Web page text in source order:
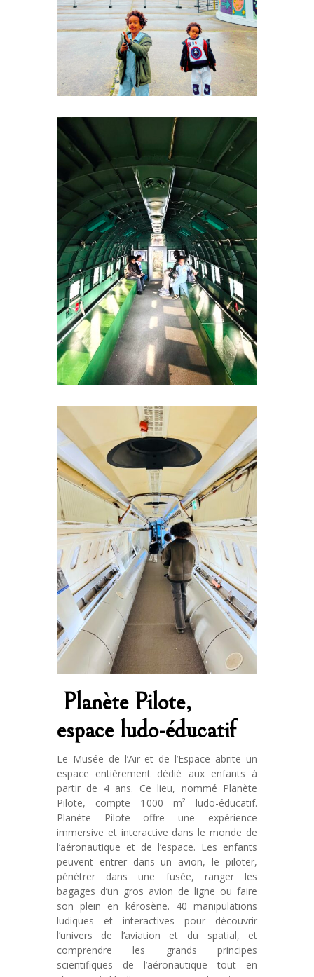
Planète Pilote,
espace ludo-éducatif
Le Musée de l’Air et de l’Espace abrite un
espace entièrement dédié aux enfants à
partir de 4 ans. Ce lieu, nommé Planète
Pilote, compte 1 000 m² ludo-éducatif.
Planète Pilote offre une expérience
immersive et interactive dans le monde de
l’aéronautique et de l’espace. Les enfants
peuvent entrer dans un avion, le piloter,
pénétrer dans une fusée, ranger les
bagages d’un gros avion de ligne ou faire
son plein en kérosène. 40 manipulations
ludiques et interactives pour découvrir
l’univers de l’aviation et du spatial, et
comprendre les grands principes
scientifiques de l’aéronautique tout en